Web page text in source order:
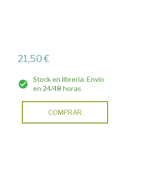
21,50 €
Stock en librería. Envío
en 24/48 horas
COMPRAR